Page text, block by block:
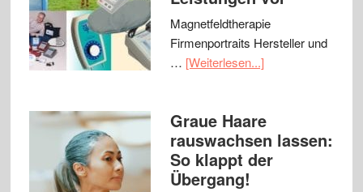
Magnetfeldtherapie
Firmenportraits Hersteller und
… [Weiterlesen...]
Graue Haare
rauswachsen lassen:
So klappt der
Übergang!